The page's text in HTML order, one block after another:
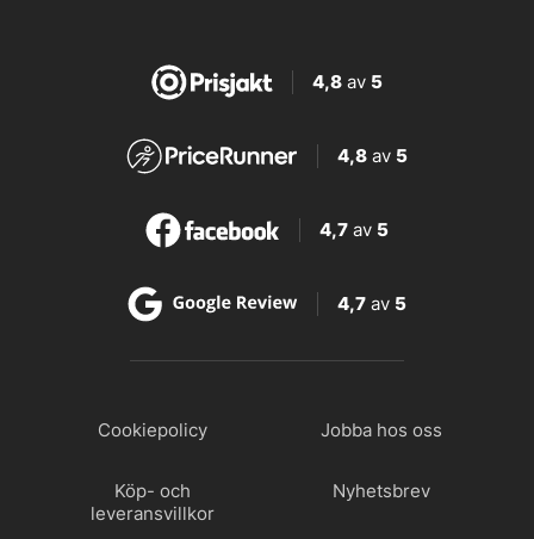
4,8av 5
4,8 av 5
4,7 av 5
4,7 av 5
Cookiepolicy Jobba hos oss
Köp- och
leveransvillkor
Nyhetsbrev